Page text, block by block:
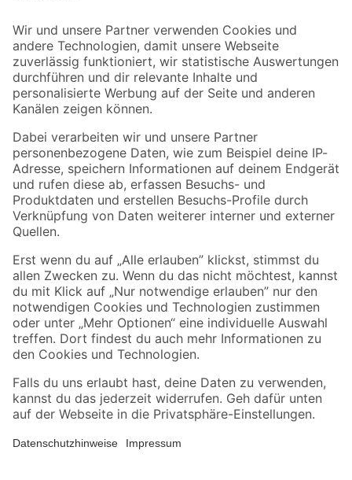
Der toom Newsletter: Keine Angebote und Aktionen mehr verpassen!
Zur Newsletter Anmeldung
Folge uns
Zahlungsarten Versandarten
Sicher einkaufen
Jetzt die toom-App herunterladen
Alle Preisangaben in EUR inkl. gesetzl. MwSt.. Die dargestellten Angebote sind unter
Umständen nicht in allen Märkten verfügbar. Die angegebenen Verfügbarkeiten beziehen
Produkte nur solange der Vorrat reicht.
*Paketversand ab 59 € versandkostenfrei, gilt nicht für Artikel mit Speditionsversand, hier